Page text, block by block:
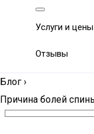
Услуги и цены
Отзывы
Блог ›
Причина болей